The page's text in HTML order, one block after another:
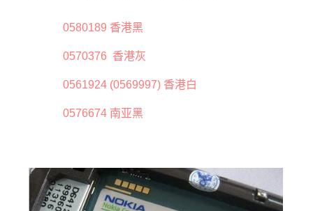
0580189 香港黑
0570376 香港灰
0561924 (0569997) 香港白
0576674 南亚黑